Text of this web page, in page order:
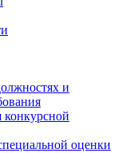
и
оценки